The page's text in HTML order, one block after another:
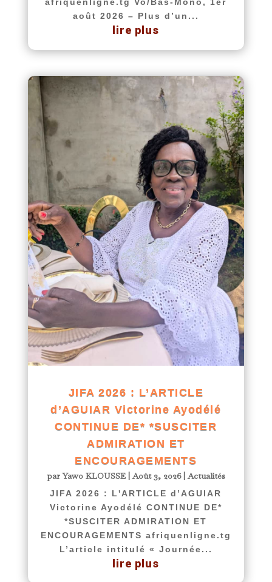
afriquenligne.tg Vo/Bas-Mono, 1er
août 2026 – Plus d’un...
lire plus
JIFA 2026 : L’ARTICLE
d’AGUIAR Victorine Ayodélé
CONTINUE DE* *SUSCITER
ADMIRATION ET
ENCOURAGEMENTS
parYawo KLOUSSE|Août 3, 2026|Actualités
JIFA 2026 : L'ARTICLE d’AGUIAR
Victorine Ayodélé CONTINUE DE*
*SUSCITER ADMIRATION ET
ENCOURAGEMENTS afriquenligne.tg
L’article intitulé « Journée...
lire plus